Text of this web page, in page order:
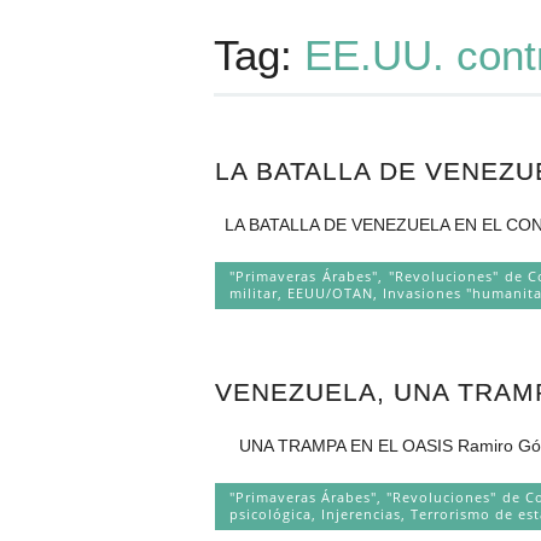
Tag: EE.UU.
LA BATALLA DE
LA BATALLA DE VENEZUELA EN EL
"Primaveras Árabes", "Revoluciones" de
militar, EEUU/OTAN, Invasiones
VENEZUELA, UNA
UNA TRAMPA EN EL OASIS Ramiro
"Primaveras Árabes", "Revoluciones" de
psicológica, Injerencias,Terrorismo de